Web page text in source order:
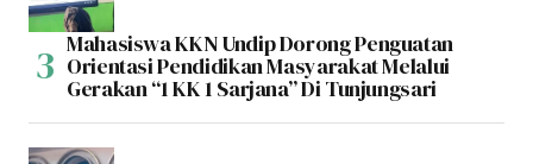
Mahasiswa KKN Undip Dorong Penguatan
Orientasi Pendidikan Masyarakat Melalui
Gerakan “1 KK 1 Sarjana” Di Tunjungsari